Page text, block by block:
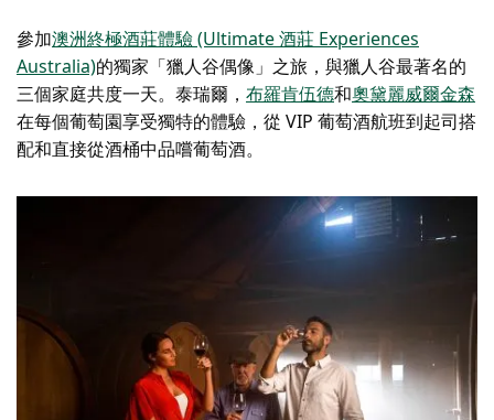
參加澳洲終極酒莊體驗 (Ultimate 酒莊 Experiences
Australia)的獨家「獵人谷偶像」之旅，與獵人谷最著名的
三個家庭共度一天。 泰瑞爾 ， 布羅肯伍德和奧黛麗威爾金森
在每個葡萄園享受獨特的體驗，從 VIP 葡萄酒航班到起司搭
配和直接從酒桶中品嚐葡萄酒。